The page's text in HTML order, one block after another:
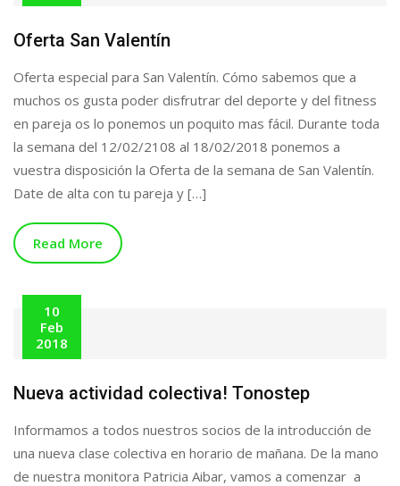
Oferta San Valentín
Oferta especial para San Valentín. Cómo sabemos que a
muchos os gusta poder disfrutrar del deporte y del fitness
en pareja os lo ponemos un poquito mas fácil. Durante toda
la semana del 12/02/2108 al 18/02/2018 ponemos a
vuestra disposición la Oferta de la semana de San Valentín.
Date de alta con tu pareja y […]
Read More
10
Feb
2018
Nueva actividad colectiva! Tonostep
Informamos a todos nuestros socios de la introducción de
una nueva clase colectiva en horario de mañana. De la mano
de nuestra monitora Patricia Aibar, vamos a comenzar a